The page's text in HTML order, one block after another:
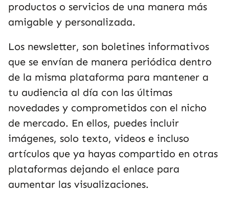
productos o servicios de una manera más
amigable y personalizada.
Los newsletter, son boletines informativos
que se envían de manera periódica dentro
de la misma plataforma para mantener a
tu audiencia al día con las últimas
novedades y comprometidos con el nicho
de mercado. En ellos, puedes incluir
imágenes, solo texto, videos e incluso
artículos que ya hayas compartido en otras
plataformas dejando el enlace para
aumentar las visualizaciones.